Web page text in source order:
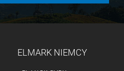
ELMARK NIEMCY